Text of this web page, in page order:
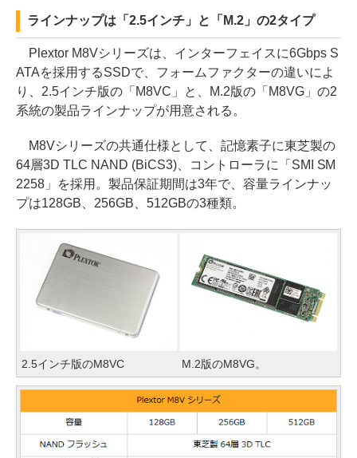
ラインナップは「2.5インチ」と「M.2」の2タイプ
Plextor M8Vシリーズは、インターフェイスに6Gbps S
ATAを採用するSSDで、フォームファクターの違いによ
り、2.5インチ版の「M8VC」と、M.2版の「M8VG」の2
系統の製品ラインナップが用意される。
M8Vシリーズの共通仕様として、記憶素子に東芝製の
64層3D TLC NAND (BiCS3)、コントローラに「SMI SM
2258」を採用。製品保証期間は3年で、容量ラインナッ
プは128GB、256GB、512GBの3種類。
2.5インチ版のM8VC M.2版のM8VG。